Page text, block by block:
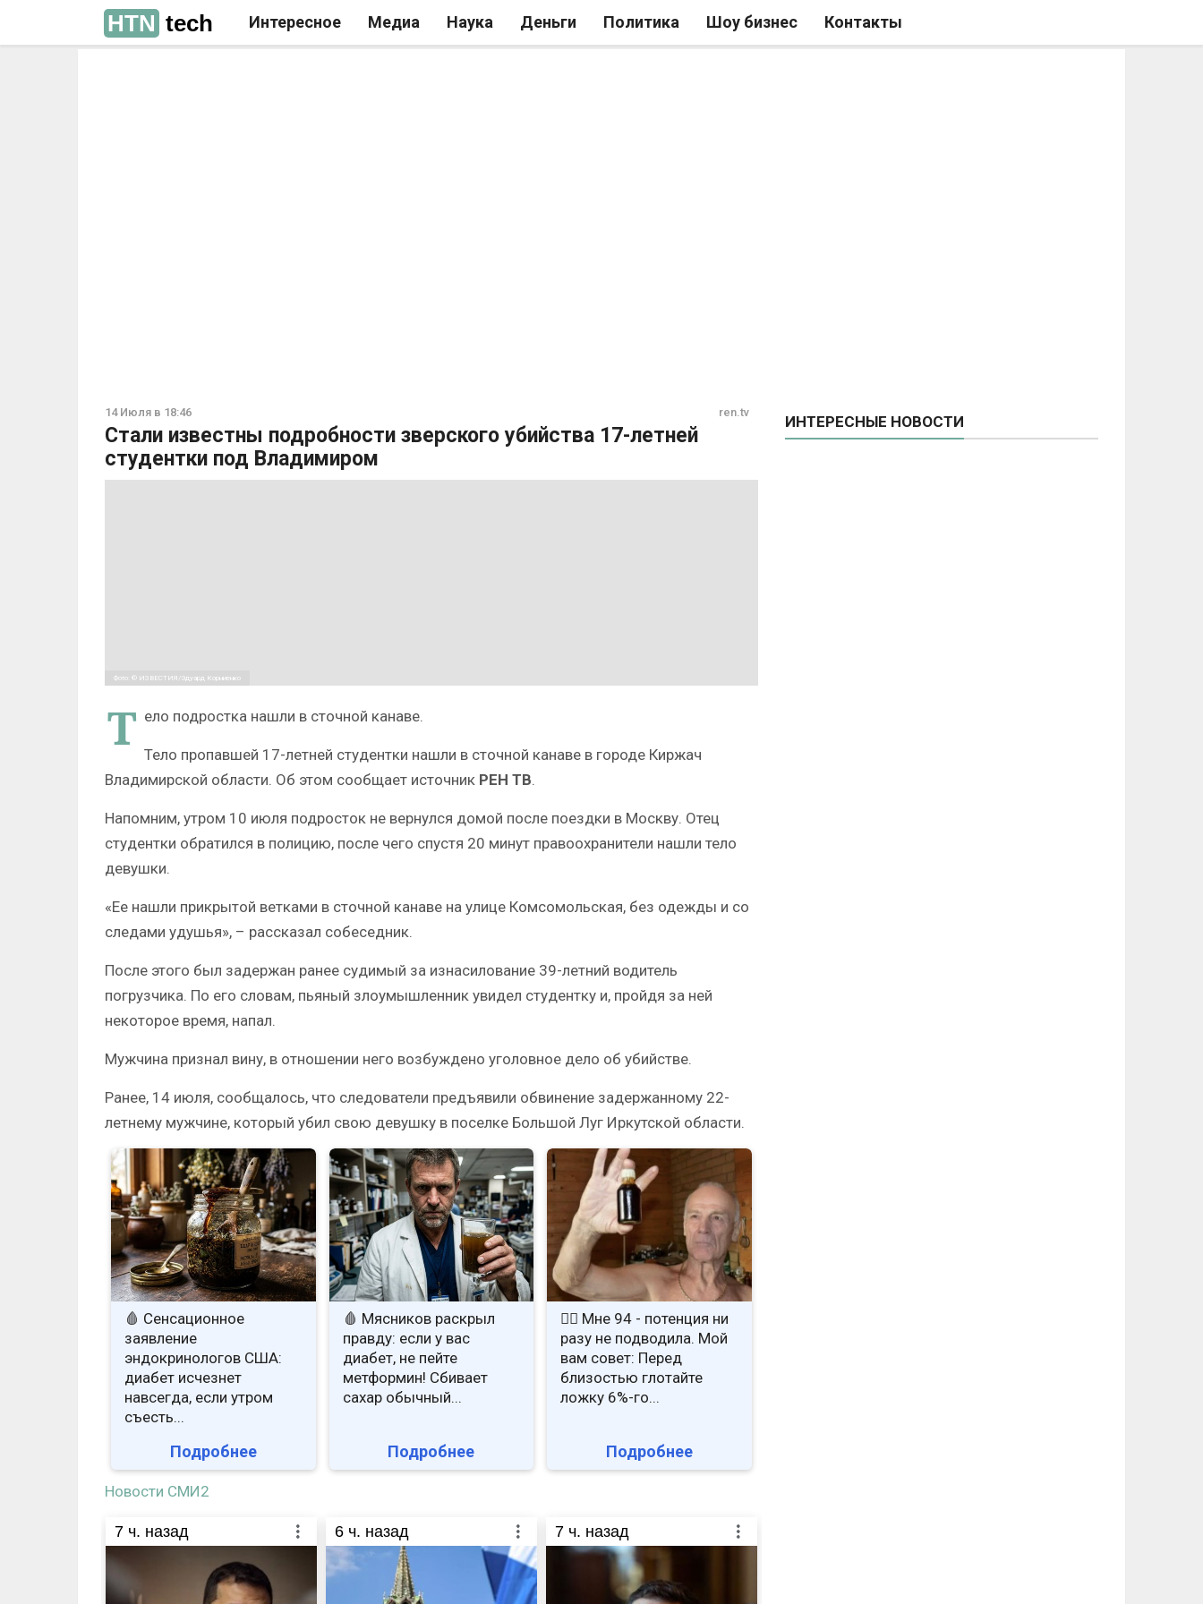
HTN tech Интересное Медиа Наука Деньги Политика Шоу бизнес Контакты
14 Июля в 18:46 ren.tv
Стали известны подробности зверского убийства 17-летней
студентки под Владимиром
Фото: © ИЗВЕСТИЯ/Эдуард Корниенко
Т ело подростка нашли в сточной канаве.
Тело пропавшей 17-летней студентки нашли в сточной канаве в городе Киржач
Владимирской области. Об этом сообщает источник РЕН ТВ.
Напомним, утром 10 июля подросток не вернулся домой после поездки в Москву. Отец
студентки обратился в полицию, после чего спустя 20 минут правоохранители нашли тело
девушки.
«Ее нашли прикрытой ветками в сточной канаве на улице Комсомольская, без одежды и со
следами удушья», – рассказал собеседник.
После этого был задержан ранее судимый за изнасилование 39-летний водитель
погрузчика. По его словам, пьяный злоумышленник увидел студентку и, пройдя за ней
некоторое время, напал.
Мужчина признал вину, в отношении него возбуждено уголовное дело об убийстве.
Ранее, 14 июля, сообщалось, что следователи предъявили обвинение задержанному 22-
летнему мужчине, который убил свою девушку в поселке Большой Луг Иркутской области.
🩸 Сенсационное
заявление
эндокринологов США:
диабет исчезнет
навсегда, если утром
съесть...
Подробнее
🩸 Мясников раскрыл
правду: если у вас
диабет, не пейте
метформин! Сбивает
сахар обычный...
Подробнее
❤️‍🔥 Мне 94 - потенция ни
разу не подводила. Мой
вам совет: Перед
близостью глотайте
ложку 6%-го...
Подробнее
Новости СМИ2
7 ч. назад 6 ч. назад 7 ч. назад
ИНТЕРЕСНЫЕ НОВОСТИ